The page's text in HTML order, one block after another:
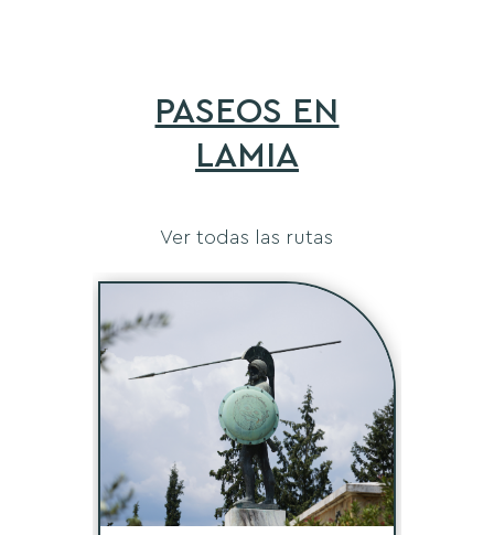
PASEOS EN
LAMIA
Ver todas las rutas